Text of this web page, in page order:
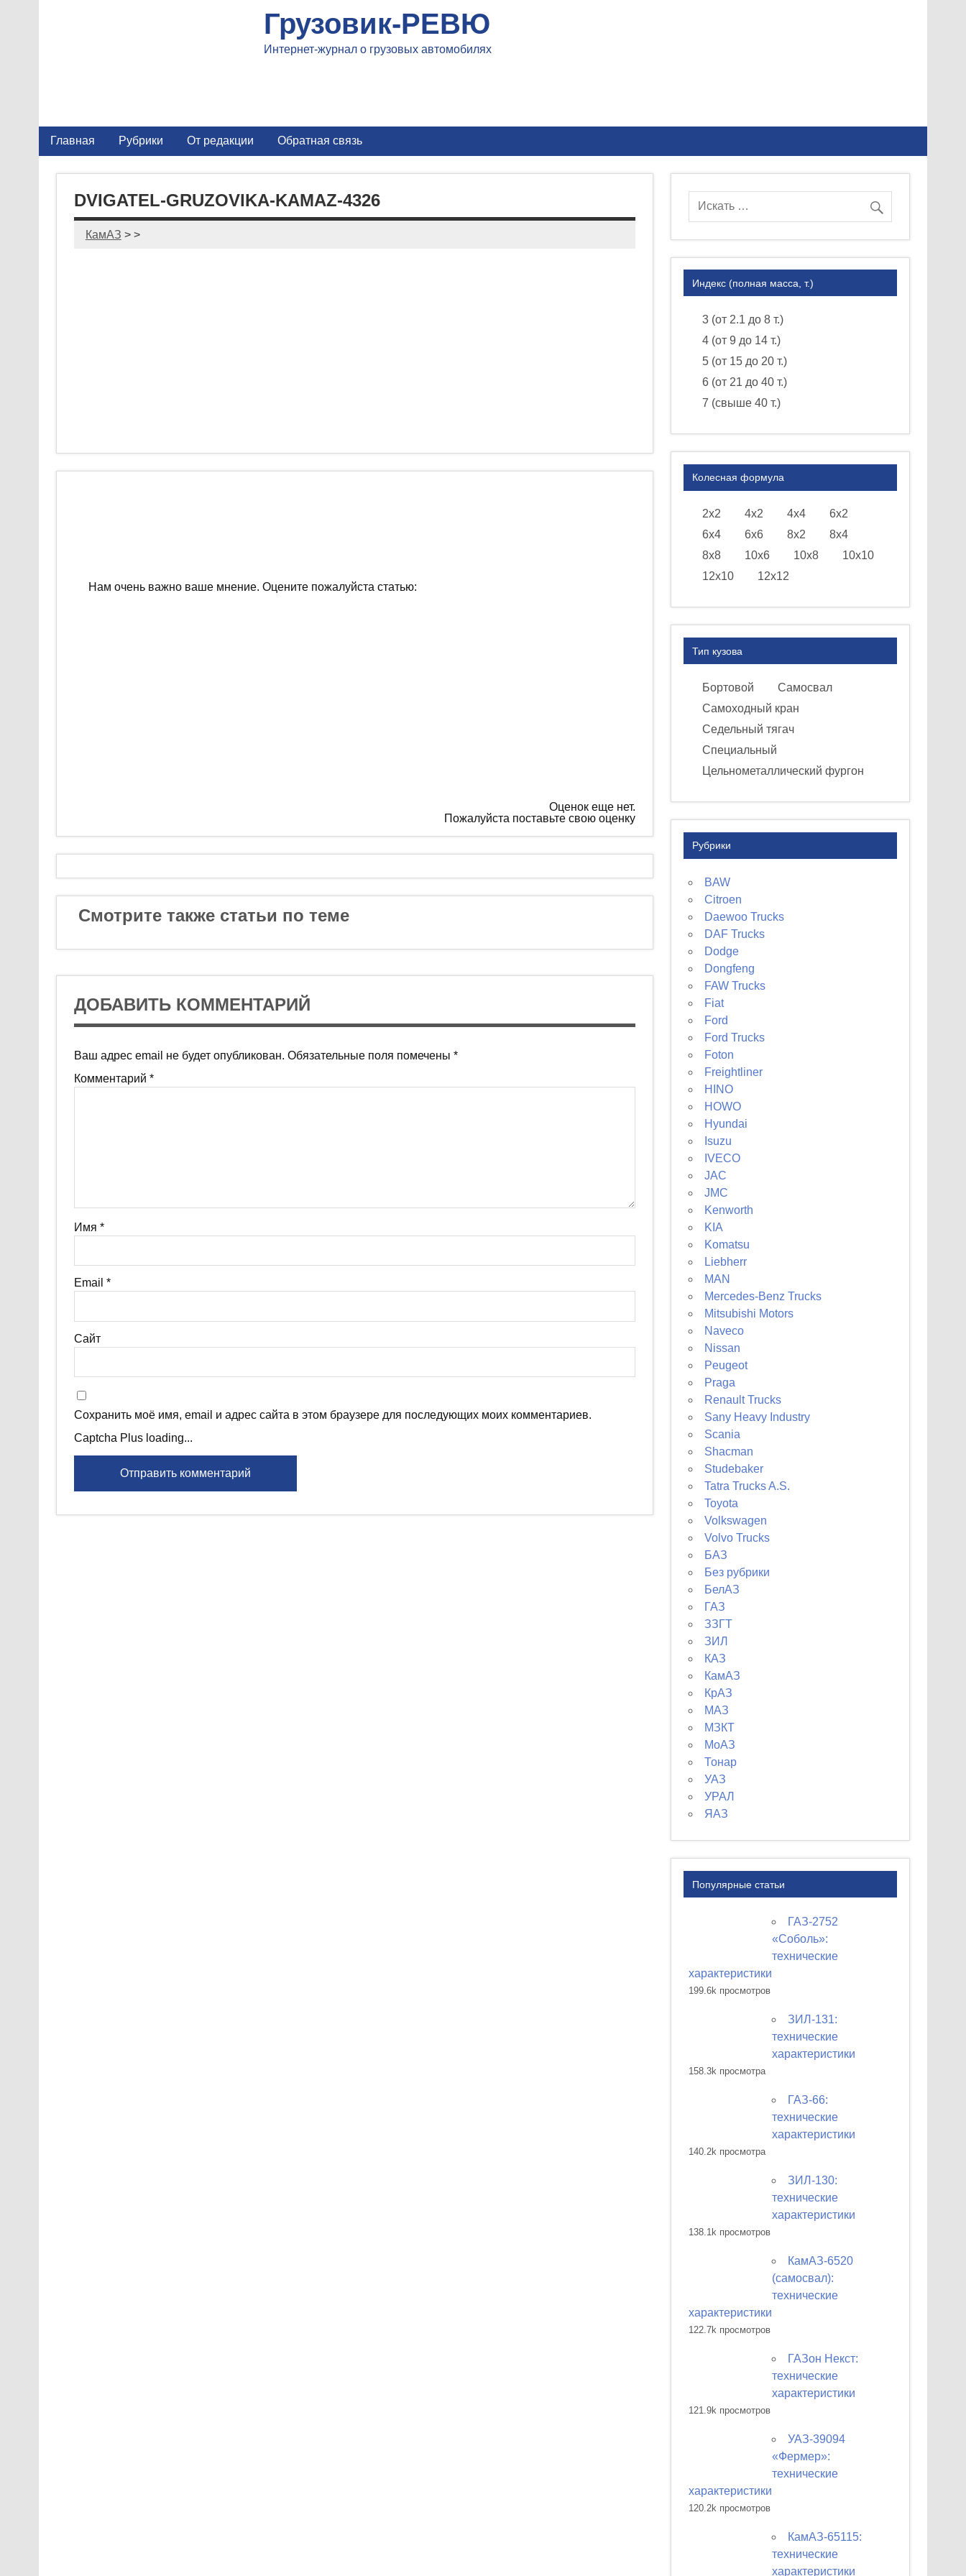
Грузовик-РЕВЮ
Интернет-журнал о грузовых автомобилях
Главная Рубрики От редакции Обратная связь
DVIGATEL-GRUZOVIKA-KAMAZ-4326
КамАЗ > >
Нам очень важно ваше мнение. Оцените пожалуйста статью:
Оценок еще нет.
Пожалуйста поставьте свою оценку
Смотрите также статьи по теме
ДОБАВИТЬ КОММЕНТАРИЙ
Ваш адрес email не будет опубликован. Обязательные поля помечены *
Комментарий *
Имя *
Email *
Сайт
Сохранить моё имя, email и адрес сайта в этом браузере для последующих моих комментариев.
Captcha Plus loading...
Индекс (полная масса, т.)
3 (от 2.1 до 8 т.)
4 (от 9 до 14 т.)
5 (от 15 до 20 т.)
6 (от 21 до 40 т.)
7 (свыше 40 т.)
Колесная формула
2х2 4х2 4х4
6х2
6х4
6х6 8х2
8х4
8х8
10х6 10х8
10х10
12х10
12х12
Тип кузова
Бортовой
Самосвал
Самоходный кран
Седельный тягач
Специальный
Цельнометаллический фургон
Рубрики
BAW
Citroen
Daewoo Trucks
DAF Trucks
Dodge
Dongfeng
FAW Trucks
Fiat
Ford
Ford Trucks
Foton
Freightliner
HINO
HOWO
Hyundai
Isuzu
IVECO
JAC
JMC
Kenworth
KIA
Komatsu
Liebherr
MAN
Mercedes-Benz Trucks
Mitsubishi Motors
Naveco
Nissan
Peugeot
Praga
Renault Trucks
Sany Heavy Industry
Scania
Shacman
Studebaker
Tatra Trucks A.S.
Toyota
Volkswagen
Volvo Trucks
БАЗ
Без рубрики
БелАЗ
ГАЗ
ЗЗГТ
ЗИЛ
КАЗ
КамАЗ
КрАЗ
МАЗ
МЗКТ
МоАЗ
Тонар
УАЗ
УРАЛ
ЯАЗ
Популярные статьи
ГАЗ-2752
«Соболь»:
технические
характеристики
199.6k просмотров
ЗИЛ-131:
технические
характеристики
158.3k просмотра
ГАЗ-66:
технические
характеристики
140.2k просмотра
ЗИЛ-130:
технические
характеристики
138.1k просмотров
КамАЗ-6520
(самосвал):
технические
характеристики
122.7k просмотров
ГАЗон Некст:
технические
характеристики
121.9k просмотров
УАЗ-39094
«Фермер»:
технические
характеристики
120.2k просмотров
КамАЗ-65115:
технические
характеристики